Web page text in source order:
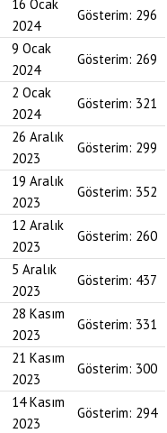
16 Ocak
2024
Gösterim: 296
9 Ocak
2024
Gösterim: 269
2 Ocak
2024
Gösterim: 321
26 Aralık
2023
Gösterim: 299
19 Aralık
2023
Gösterim: 352
12 Aralık
2023
Gösterim: 260
5 Aralık
2023
Gösterim: 437
28 Kasım
2023
Gösterim: 331
21 Kasım
2023
Gösterim: 300
14 Kasım
2023
Gösterim: 294